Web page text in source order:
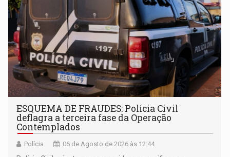
ESQUEMA DE FRAUDES: Polícia Civil
deflagra a terceira fase da Operação
Contemplados
Polícia 06 de Agosto de 2026 às 12:44